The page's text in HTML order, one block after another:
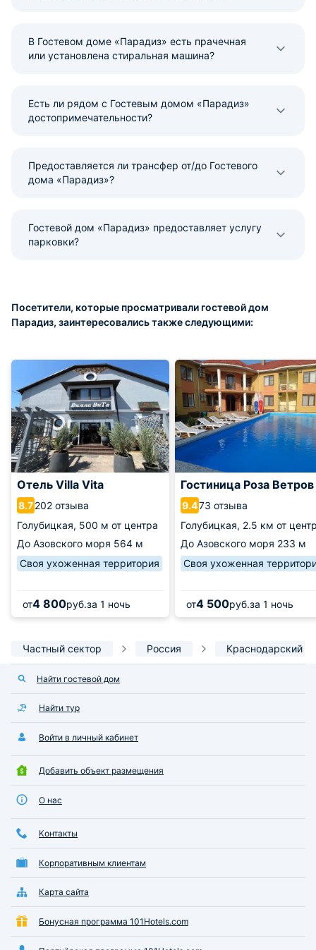
В Гостевом доме «Парадиз» есть прачечная
или установлена стиральная машина?
Есть ли рядом с Гостевым домом «Парадиз»
достопримечательности?
Предоставляется ли трансфер от/до Гостевого
дома «Парадиз»?
Гостевой дом «Парадиз» предоставляет услугу
парковки?
Посетители, которые просматривали гостевой дом
Парадиз, заинтересовались также следующими:
Отель Villa Vita
8.7202 отзыва
Голубицкая, 500 м от центра
До Азовского моря 564 м
Своя ухоженная территория
от4 800руб.за 1 ночь
Гостиница Роза Ветров
9.473 отзыва
Голубицкая, 2.5 км от
До Азовского моря 233 м
Своя ухоженная
от4 500руб.за 1 ночь
Частный сектор Россия Краснодарский
Найти гостевой дом
Найти тур
Войти в личный кабинет
Добавить объект размещения
О нас
Контакты
Корпоративным клиентам
Карта сайта
Бонусная программа 101Hotels.com